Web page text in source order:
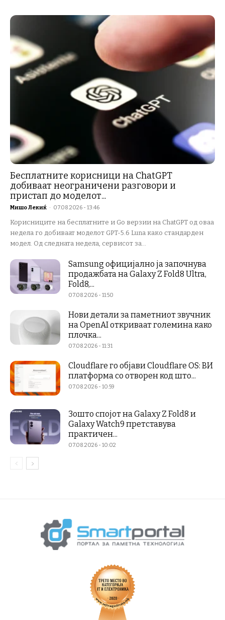
Бесплатните корисници на ChatGPT
добиваат неограничени разговори и
пристап до моделот...
Мишо Лекиќ - 07.08.2026 - 13:46
Корисниците на бесплатните и Go верзии на ChatGPT од оваа
недела го добиваат моделот GPT-5.6 Luna како стандарден
модел. Од следната недела, сервисот за...
Samsung официјално ја започнува
продажбата на Galaxy Z Fold8 Ultra,
Fold8,...
07.08.2026 - 11:50
Нови детали за паметниот звучник
на OpenAI откриваат големина како
плочка...
07.08.2026 - 11:31
Cloudflare го објави Cloudflare OS: ВИ
платформа со отворен код што...
07.08.2026 - 10:59
Зошто спојот на Galaxy Z Fold8 и
Galaxy Watch9 претставува
практичен...
07.08.2026 - 10:02